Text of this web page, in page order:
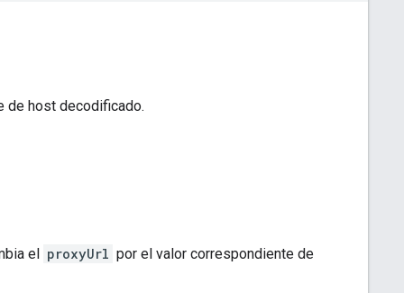
de host decodificado.
el proxyUrl por el valor correspondiente de